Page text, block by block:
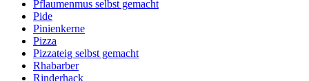
Pflaumenmus selbst gemacht
Pide
Pinienkerne
Pizza
Pizzateig selbst gemacht
Rhabarber
Rinderhack